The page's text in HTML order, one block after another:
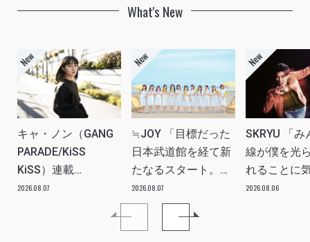
What's New
キャ・ノン（GANG
PARADE/KiSS
KiSS）連載
vol.113「読者からの
質問”のんちゃんはラ
2026.08.07
≒JOY 「目標だった
日本武道館を経て新
たなるスタート。
≒JOYにしかない魅
力を磨いていきた
2026.08.07
SKRYU 「み
線が僕を光
れることに
た」
2026.08.06